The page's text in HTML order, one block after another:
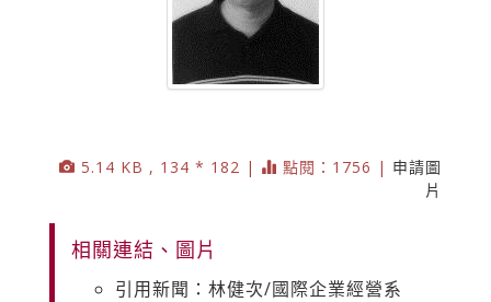
5.14 KB , 134 * 182 | 點閱：1756 | 申請圖
片
相關連結、圖片
引用新聞：林健次/國際企業經營系